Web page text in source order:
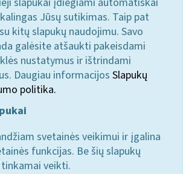
Jūsų sutikimas. Taip pat
kitų slapukų naudojimu. Savo
galėsite atšaukti pakeisdami
nustatymus ir ištrindami
Daugiau informacijos Slapukų
politika.
svetainės veikimui ir įgalina
funkcijas. Be šių slapukų
veikti.